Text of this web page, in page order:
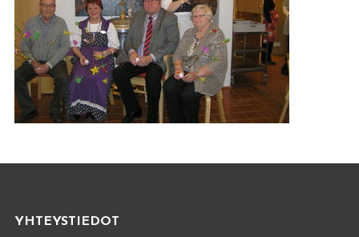
YHTEYSTIEDOT